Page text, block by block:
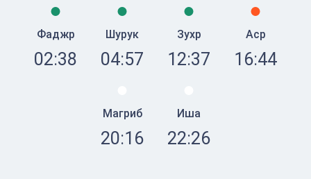
Фаджр
02:38
Шурук
04:57
Зухр
12:37
Аср
16:44
Магриб
20:16
Иша
22:26